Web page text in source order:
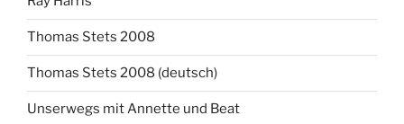
Thomas Stets 2008
Thomas Stets 2008 (deutsch)
Unserwegs mit Annette und Beat